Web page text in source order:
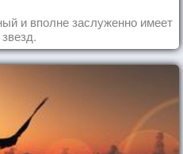
и вполне заслуженно имеет